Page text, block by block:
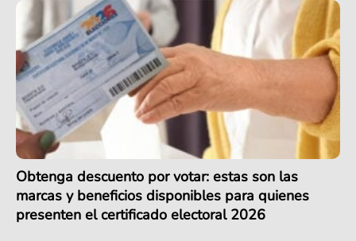
Obtenga descuento por votar: estas son las
marcas y beneficios disponibles para quienes
presenten el certificado electoral 2026